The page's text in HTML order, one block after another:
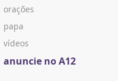
orações
papa
vídeos
anuncie no A12